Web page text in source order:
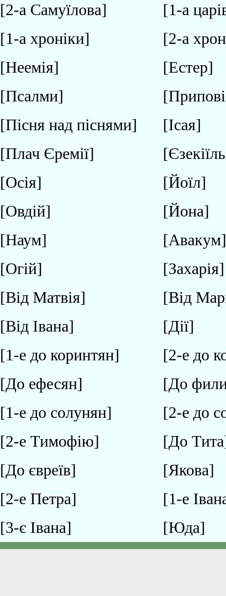
[2-а Самуїлова]
[1-а
[1-а хроніки]
[2-а
[Неемія]
[Естер]
[Псалми]
[Пісня над піснями]
[Ісая]
[Плач Єремії]
[Осія]
[Йоїл]
[Овдій]
[Йона]
[Наум]
[Огій]
[Захарія]
[Від Матвія]
[Від
[Від Івана]
[Дії]
[1-е до коринтян]
[2-е до
[До ефесян]
[До
[1-е до солунян]
[2-е до
[2-е Тимофію]
[До
[До євреїв]
[Якова]
[2-е Петра]
[1-е
[3-є Івана]
[Юда]